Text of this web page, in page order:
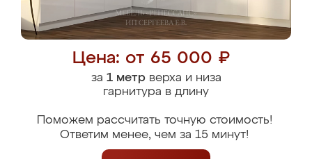
Цена: от 65 000 ₽
за 1 метрверха и низа
гарнитура в длину
Поможем рассчитать точную стоимость!
Ответим менее, чем за 15 минут!